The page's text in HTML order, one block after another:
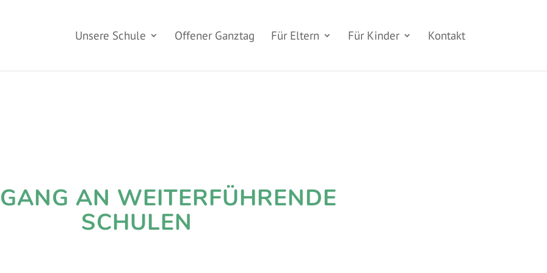
Unsere Schule Offener Ganztag Für Eltern Für Kinder Kontakt
AN WEITERFÜHRENDE
SCHULEN